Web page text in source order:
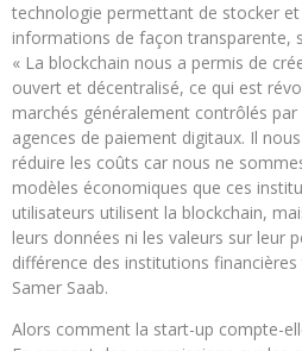
technologie permettant de stocker
informations de façon transparente,
« La blockchain nous a permis de
ouvert et décentralisé, ce qui est
marchés généralement contrôlés
agences de paiement digitaux. Il
réduire les coûts car nous ne
modèles économiques que ces
utilisateurs utilisent la blockchain,
leurs données ni les valeurs sur leur
différence des institutions
Samer Saab.
Alors comment la start-up compte-